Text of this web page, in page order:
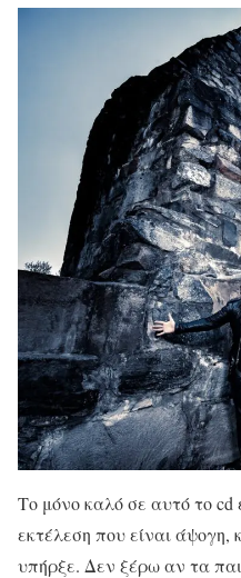
Το μόνο καλό σε αυτό το cd
εκτέλεση που είναι
υπήρξε. Δεν ξέρω αν τα